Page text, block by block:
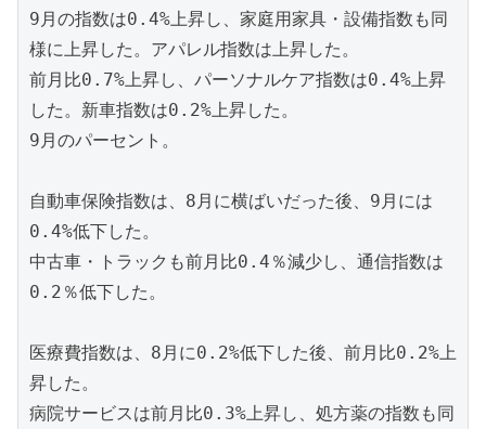
9月の指数は0.4%上昇し、家庭用家具・設備指数も同
様に上昇した。アパレル指数は上昇した。
前月比0.7%上昇し、パーソナルケア指数は0.4%上昇
した。新車指数は0.2%上昇した。
9月のパーセント。
自動車保険指数は、8月に横ばいだった後、9月には
0.4%低下した。
中古車・トラックも前月比0.4％減少し、通信指数は
0.2％低下した。
医療費指数は、8月に0.2%低下した後、前月比0.2%上
昇した。
病院サービスは前月比0.3%上昇し、処方薬の指数も同